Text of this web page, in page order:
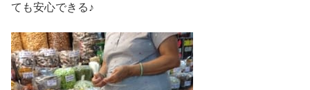
ても安心できる♪